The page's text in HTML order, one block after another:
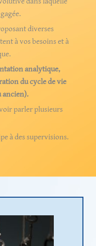
diverses
à vos besoins et à
analytique,
du cycle de vie
ancien).
parler plusieurs
à des supervisions.